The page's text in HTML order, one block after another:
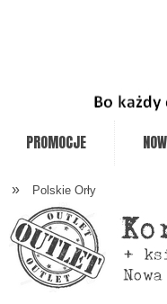
PROMOCJE
» Polskie Orły